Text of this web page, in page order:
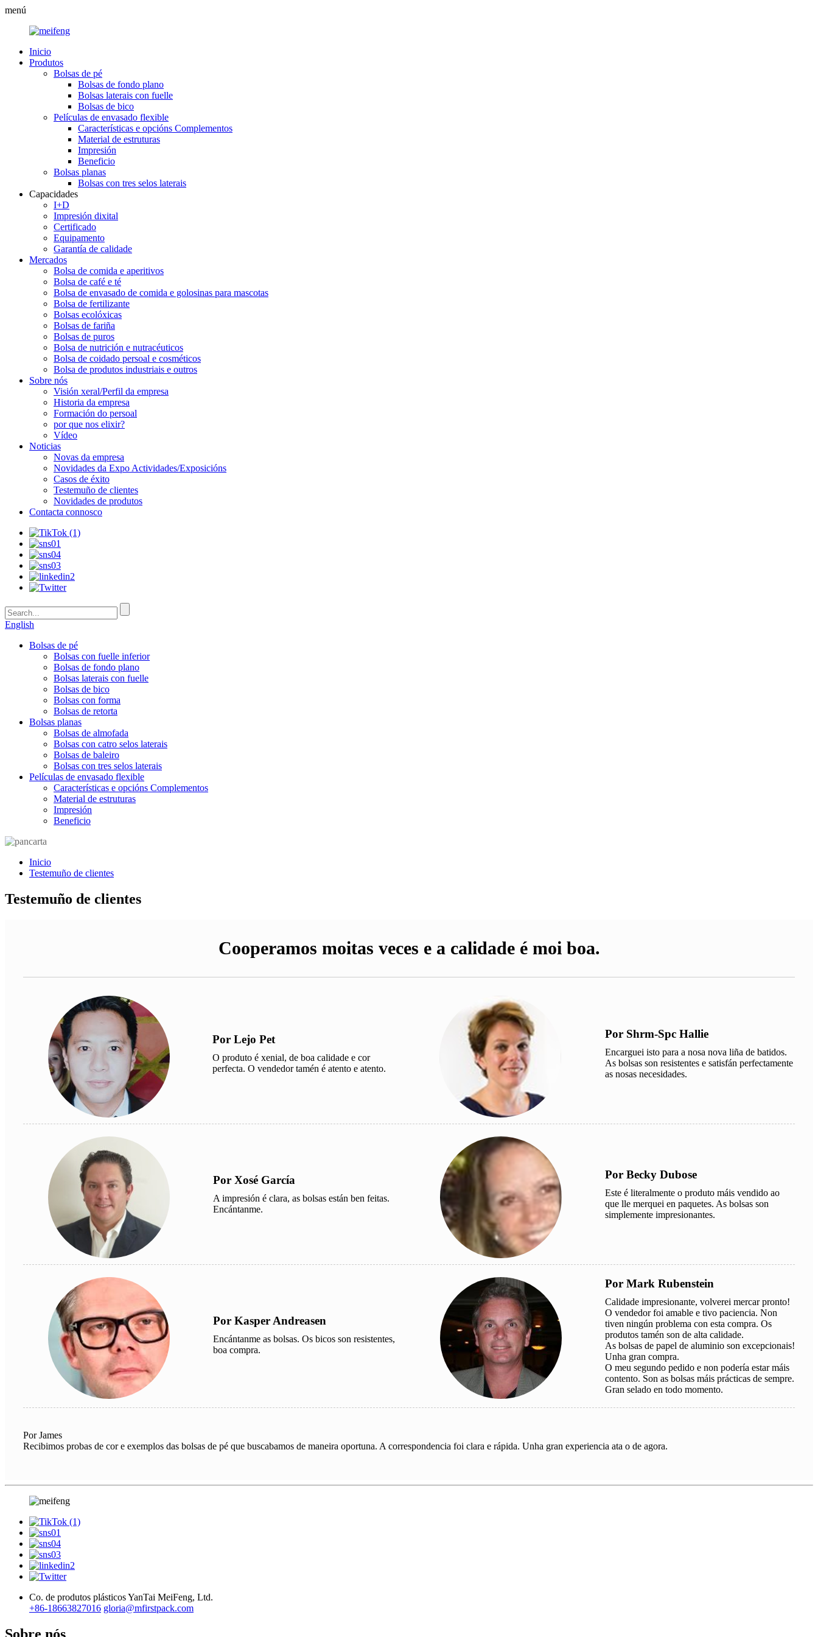
menú
Inicio
Produtos
Bolsas de pé
Bolsas de fondo plano
Bolsas laterais con fuelle
Bolsas de bico
Películas de envasado flexible
Características e opcións Complementos
Material de estruturas
Impresión
Beneficio
Bolsas planas
Bolsas con tres selos laterais
Capacidades
I+D
Impresión dixital
Certificado
Equipamento
Garantía de calidade
Mercados
Bolsa de comida e aperitivos
Bolsa de café e té
Bolsa de envasado de comida e golosinas para mascotas
Bolsa de fertilizante
Bolsas ecolóxicas
Bolsas de fariña
Bolsas de puros
Bolsa de nutrición e nutracéuticos
Bolsa de coidado persoal e cosméticos
Bolsa de produtos industriais e outros
Sobre nós
Visión xeral/Perfil da empresa
Historia da empresa
Formación do persoal
por que nos elixir?
Vídeo
Noticias
Novas da empresa
Novidades da Expo Actividades/Exposicións
Casos de éxito
Testemuño de clientes
Novidades de produtos
Contacta connosco
English
Bolsas de pé
Bolsas con fuelle inferior
Bolsas de fondo plano
Bolsas laterais con fuelle
Bolsas de bico
Bolsas con forma
Bolsas de retorta
Bolsas planas
Bolsas de almofada
Bolsas con catro selos laterais
Bolsas de baleiro
Bolsas con tres selos laterais
Películas de envasado flexible
Características e opcións Complementos
Material de estruturas
Impresión
Beneficio
Inicio
Testemuño de clientes
Testemuño de clientes
Cooperamos moitas veces e a calidade é moi boa.
Por Lejo Pet
O produto é xenial, de boa calidade e cor
perfecta. O vendedor tamén é atento e atento.
Por Shrm-Spc Hallie
Encarguei isto para a nosa nova liña de batidos.
As bolsas son resistentes e satisfán perfectamente
as nosas necesidades.
Por Xosé García
A impresión é clara, as bolsas están ben feitas.
Encántanme.
Por Becky Dubose
Este é literalmente o produto máis vendido ao
que lle merquei en paquetes. As bolsas son
simplemente impresionantes.
Por Kasper Andreasen
Encántanme as bolsas. Os bicos son resistentes,
boa compra.
Por Mark Rubenstein
Calidade impresionante, volverei mercar pronto!
O vendedor foi amable e tivo paciencia. Non
tiven ningún problema con esta compra. Os
produtos tamén son de alta calidade.
As bolsas de papel de aluminio son excepcionais!
Unha gran compra.
O meu segundo pedido e non podería estar máis
contento. Son as bolsas máis prácticas de sempre.
Gran selado en todo momento.
Por James
Recibimos probas de cor e exemplos das bolsas de pé que buscabamos de maneira oportuna. A correspondencia foi clara e rápida. Unha gran experiencia ata o de agora.
Co. de produtos plásticos YanTai MeiFeng, Ltd.
+86-18663827016 gloria@mfirstpack.com
Sobre nós